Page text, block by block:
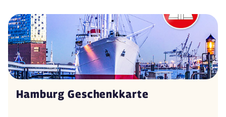
Hamburg Geschenkkarte